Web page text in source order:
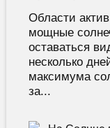
Области
мощные
оставаться
несколько
максимума
за...